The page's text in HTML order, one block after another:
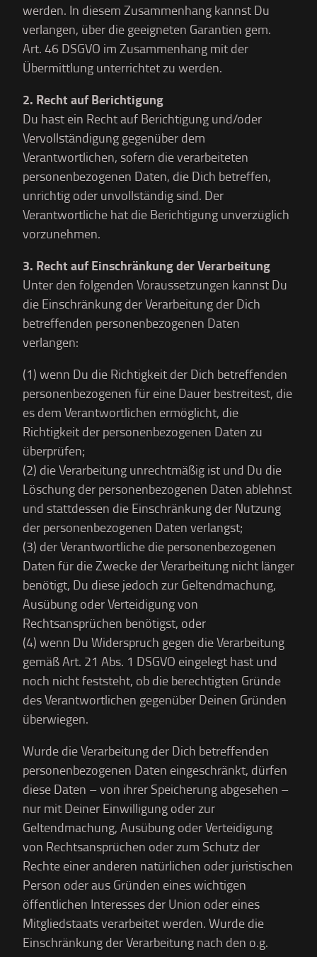
werden. In diesem Zusammenhang kannst Du
verlangen, über die geeigneten Garantien gem.
Art. 46 DSGVO im Zusammenhang mit der
Übermittlung unterrichtet zu werden.
2. Recht auf Berichtigung
Du hast ein Recht auf Berichtigung und/oder
Vervollständigung gegenüber dem
Verantwortlichen, sofern die verarbeiteten
personenbezogenen Daten, die Dich betreffen,
unrichtig oder unvollständig sind. Der
Verantwortliche hat die Berichtigung unverzüglich
vorzunehmen.
3. Recht auf Einschränkung der Verarbeitung
Unter den folgenden Voraussetzungen kannst Du
die Einschränkung der Verarbeitung der Dich
betreffenden personenbezogenen Daten
verlangen:
(1) wenn Du die Richtigkeit der Dich betreffenden
personenbezogenen für eine Dauer bestreitest, die
es dem Verantwortlichen ermöglicht, die
Richtigkeit der personenbezogenen Daten zu
überprüfen;
(2) die Verarbeitung unrechtmäßig ist und Du die
Löschung der personenbezogenen Daten ablehnst
und stattdessen die Einschränkung der Nutzung
der personenbezogenen Daten verlangst;
(3) der Verantwortliche die personenbezogenen
Daten für die Zwecke der Verarbeitung nicht länger
benötigt, Du diese jedoch zur Geltendmachung,
Ausübung oder Verteidigung von
Rechtsansprüchen benötigst, oder
(4) wenn Du Widerspruch gegen die Verarbeitung
gemäß Art. 21 Abs. 1 DSGVO eingelegt hast und
noch nicht feststeht, ob die berechtigten Gründe
des Verantwortlichen gegenüber Deinen Gründen
überwiegen.
Wurde die Verarbeitung der Dich betreffenden
personenbezogenen Daten eingeschränkt, dürfen
diese Daten – von ihrer Speicherung abgesehen –
nur mit Deiner Einwilligung oder zur
Geltendmachung, Ausübung oder Verteidigung
von Rechtsansprüchen oder zum Schutz der
Rechte einer anderen natürlichen oder juristischen
Person oder aus Gründen eines wichtigen
öffentlichen Interesses der Union oder eines
Mitgliedstaats verarbeitet werden. Wurde die
Einschränkung der Verarbeitung nach den o.g.